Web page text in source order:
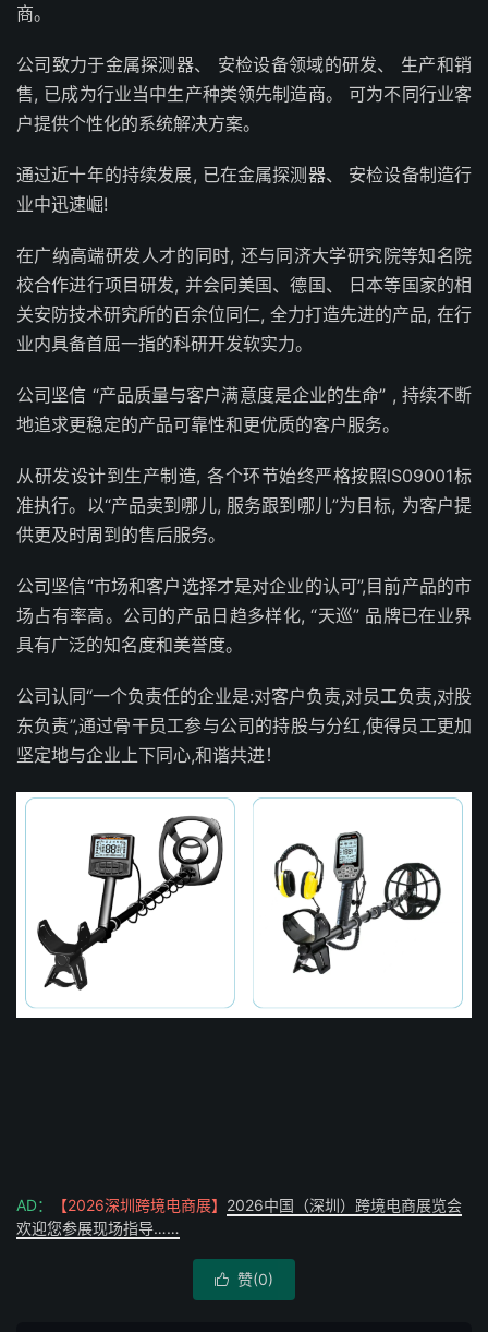
商。
公司致力于金属探测器、 安检设备领域的研发、 生产和销
售, 已成为行业当中生产种类领先制造商。 可为不同行业客
户提供个性化的系统解决方案。
通过近十年的持续发展, 已在金属探测器、 安检设备制造行
业中迅速崛!
在广纳高端研发人才的同时, 还与同济大学研究院等知名院
校合作进行项目研发, 并会同美国、德国、 日本等国家的相
关安防技术研究所的百余位同仁, 全力打造先进的产品, 在行
业内具备首屈一指的科研开发软实力。
公司坚信 “产品质量与客户满意度是企业的生命” , 持续不断
地追求更稳定的产品可靠性和更优质的客户服务。
从研发设计到生产制造, 各个环节始终严格按照lS09001标
准执行。以“产品卖到哪儿, 服务跟到哪儿”为目标, 为客户提
供更及时周到的售后服务。
公司坚信“市场和客户选择才是对企业的认可”,目前产品的市
场占有率高。公司的产品日趋多样化, “天巡” 品牌已在业界
具有广泛的知名度和美誉度。
公司认同“一个负责任的企业是:对客户负责,对员工负责,对股
东负责”,通过骨干员工参与公司的持股与分红,使得员工更加
坚定地与企业上下同心,和谐共进！
AD： 【2026深圳跨境电商展】 2026中国（深圳）跨境电商展览会
欢迎您参展现场指导……
 赞(0)